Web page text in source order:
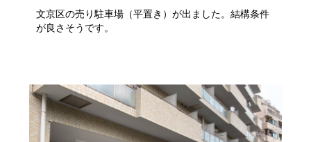
文京区の売り駐車場（平置き）が出ました。結構条件
が良さそうです。